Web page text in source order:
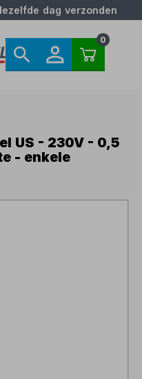
dag verzonden
0
US - 230V - 0,5
- enkele